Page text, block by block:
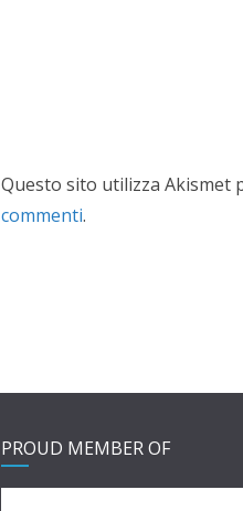
Questo sito utilizza Akismet
commenti.